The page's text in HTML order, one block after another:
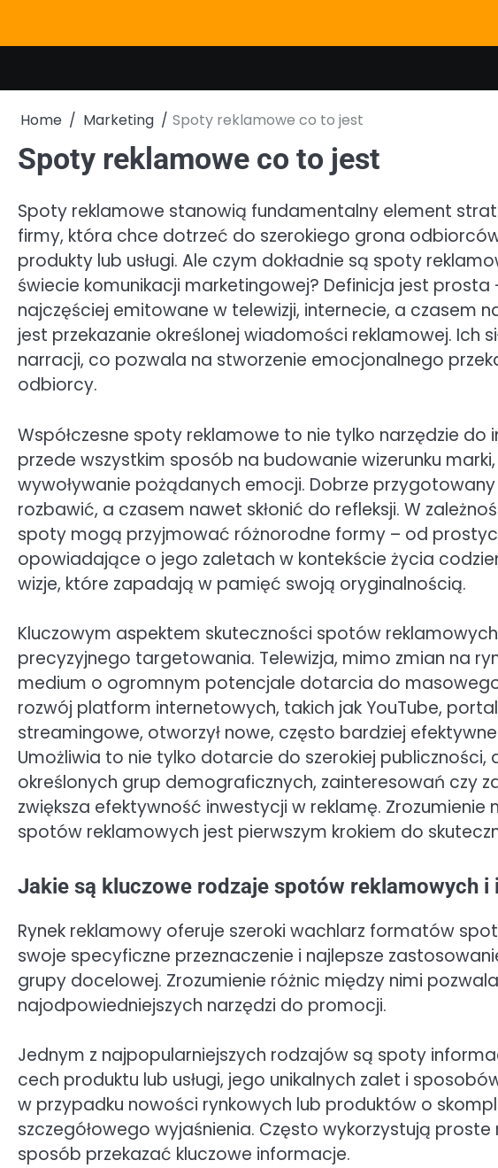
content
Home Marketing Spoty reklamowe co to jest
Spoty reklamowe co to jest
Spoty reklamowe stanowią fundamentalny element
firmy, która chce dotrzeć do szerokiego grona
produkty lub usługi. Ale czym dokładnie są spoty
świecie komunikacji marketingowej? Definicja jest
najczęściej emitowane w telewizji, internecie, a czasem
jest przekazanie określonej wiadomości reklamowej. Ich
narracji, co pozwala na stworzenie emocjonalnego
odbiorcy.
Współczesne spoty reklamowe to nie tylko narzędzie
przede wszystkim sposób na budowanie wizerunku
wywoływanie pożądanych emocji. Dobrze
rozbawić, a czasem nawet skłonić do refleksji. W
spoty mogą przyjmować różnorodne formy – od
opowiadające o jego zaletach w kontekście życia
wizje, które zapadają w pamięć swoją oryginalnością.
Kluczowym aspektem skuteczności spotów
precyzyjnego targetowania. Telewizja, mimo zmian na
medium o ogromnym potencjale dotarcia do
rozwój platform internetowych, takich jak YouTube,
streamingowe, otworzył nowe, często bardziej
Umożliwia to nie tylko dotarcie do szerokiej publiczności,
określonych grup demograficznych, zainteresowań czy
zwiększa efektywność inwestycji w reklamę. Zrozumienie
spotów reklamowych jest pierwszym krokiem do
Jakie są kluczowe rodzaje spotów reklamowych
Rynek reklamowy oferuje szeroki wachlarz formatów
swoje specyficzne przeznaczenie i najlepsze
grupy docelowej. Zrozumienie różnic między nimi
najodpowiedniejszych narzędzi do promocji.
Jednym z najpopularniejszych rodzajów są spoty
cech produktu lub usługi, jego unikalnych zalet i
w przypadku nowości rynkowych lub produktów o
szczegółowego wyjaśnienia. Często wykorzystują
sposób przekazać kluczowe informacje.